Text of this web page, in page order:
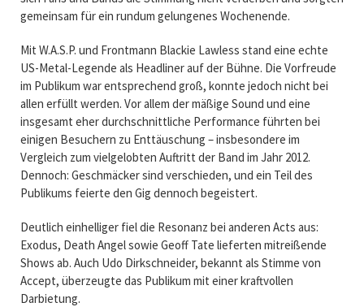
gemeinsam für ein rundum gelungenes Wochenende.
Mit W.A.S.P. und Frontmann Blackie Lawless stand eine echte
US-Metal-Legende als Headliner auf der Bühne. Die Vorfreude
im Publikum war entsprechend groß, konnte jedoch nicht bei
allen erfüllt werden. Vor allem der mäßige Sound und eine
insgesamt eher durchschnittliche Performance führten bei
einigen Besuchern zu Enttäuschung – insbesondere im
Vergleich zum vielgelobten Auftritt der Band im Jahr 2012.
Dennoch: Geschmäcker sind verschieden, und ein Teil des
Publikums feierte den Gig dennoch begeistert.
Deutlich einhelliger fiel die Resonanz bei anderen Acts aus:
Exodus, Death Angelsowie Geoff Tate lieferten mitreißende
Shows ab. Auch Udo Dirkschneider, bekannt als Stimme von
Accept, überzeugte das Publikum mit einer kraftvollen
Darbietung.